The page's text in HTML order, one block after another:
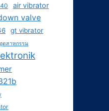
air vibrator
valve
gt vibrator
ตสาหกรรม